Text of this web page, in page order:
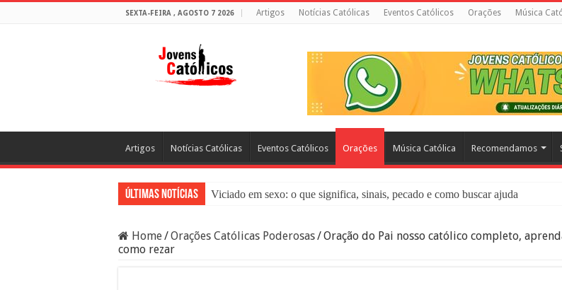
SEXTA-FEIRA , AGOSTO 7 2026 Artigos Notícias Católicas Eventos Católicos Orações Música
Artigos Notícias Católicas Eventos Católicos Orações Música Católica Recomendamos
Últimas Notícias
Viciado em sexo: o que significa, sinais, pecado e como buscar ajuda
Filme Sagrado Coração – Seu Reino Não Terá Fim: O Documentário Que
Home/Orações Católicas Poderosas/Oração do Pai nosso católico completo,
como rezar